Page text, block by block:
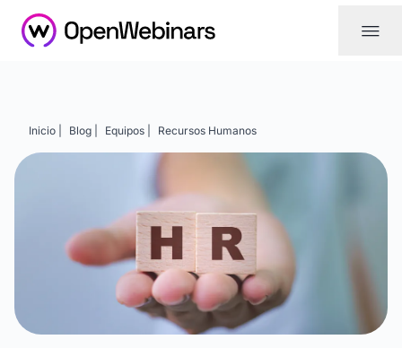
|||
Inicio | Blog | Equipos | Recursos Humanos